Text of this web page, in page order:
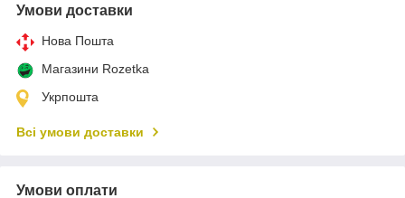
Умови доставки
Нова Пошта
Магазини Rozetka
Укрпошта
Всі умови доставки
Умови оплати